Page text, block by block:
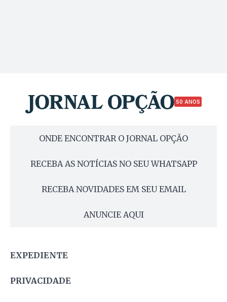
50 ANOS
ONDE ENCONTRAR O JORNAL OPÇÃO
RECEBA AS NOTÍCIAS NO SEU WHATSAPP
RECEBA NOVIDADES EM SEU EMAIL
ANUNCIE AQUI
EXPEDIENTE
PRIVACIDADE